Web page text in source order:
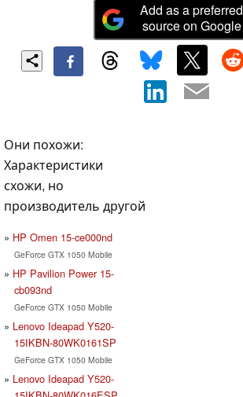
Add as a preferred
source on Google
Они похожи:
Характеристики
схожи, но
производитель другой
HP Omen 15-ce000nd
GeForce GTX 1050 Mobile
HP Pavilion Power 15-
cb093nd
GeForce GTX 1050 Mobile
Lenovo Ideapad Y520-
15IKBN-80WK0161SP
GeForce GTX 1050 Mobile
Lenovo Ideapad Y520-